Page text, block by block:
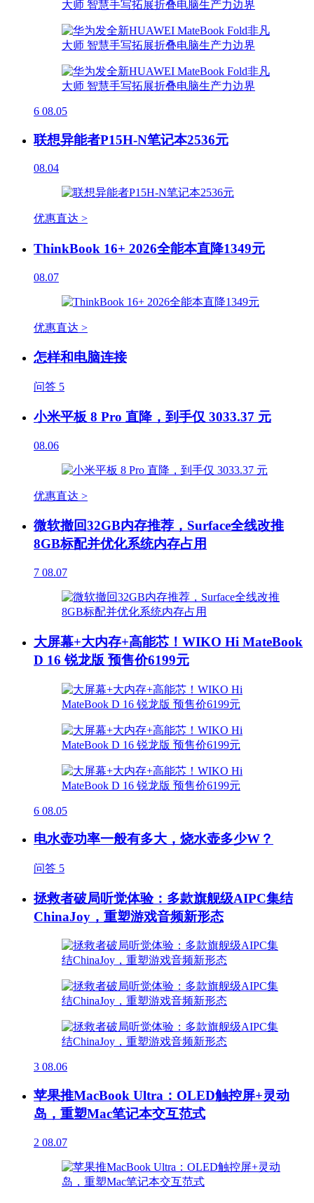
6 08.05
联想异能者P15H-N笔记本2536元
08.04
优惠直达 >
ThinkBook 16+ 2026全能本直降1349元
08.07
优惠直达 >
怎样和电脑连接
问答 5
小米平板 8 Pro 直降，到手仅 3033.37 元
08.06
优惠直达 >
微软撤回32GB内存推荐，Surface全线改推
8GB标配并优化系统内存占用
7 08.07
大屏幕+大内存+高能芯！WIKO Hi MateBook
D 16 锐龙版 预售价6199元
6 08.05
电水壶功率一般有多大，烧水壶多少W？
问答 5
拯救者破局听觉体验：多款旗舰级AIPC集结
ChinaJoy，重塑游戏音频新形态
3 08.06
苹果推MacBook Ultra：OLED触控屏+灵动
岛，重塑Mac笔记本交互范式
2 08.07